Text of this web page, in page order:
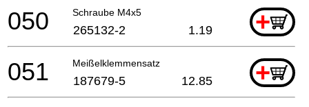
Schraube M4x5 +
050 265132-2 1.19
Meißelklemmensatz +
051 187679-5 12.85